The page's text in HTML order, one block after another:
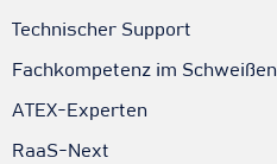
Technischer Support
Fachkompetenz im Schweißen
ATEX-Experten
RaaS-Next